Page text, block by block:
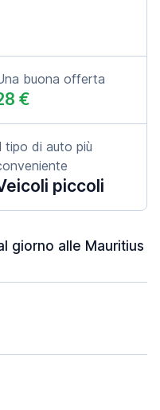
buona offerta
€
tipo di auto più
piccoli
giorno alle Mauritius